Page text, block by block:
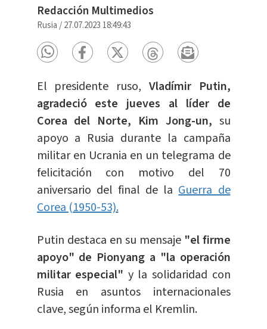
Redacción Multimedios
Rusia /27.07.2023 18:49:43
El presidente ruso, Vladímir Putin,
agradeció este jueves al líder de
Corea del Norte, Kim Jong-un, su
apoyo a Rusia durante la campaña
militar en Ucrania en un telegrama de
felicitación con motivo del 70
aniversario del final de laGuerra de
Corea (1950-53).
Putin destaca en su mensaje "el firme
apoyo" de Pionyang a "la operación
militar especial" y la solidaridad con
Rusia en asuntos internacionales
clave, según informa el Kremlin.